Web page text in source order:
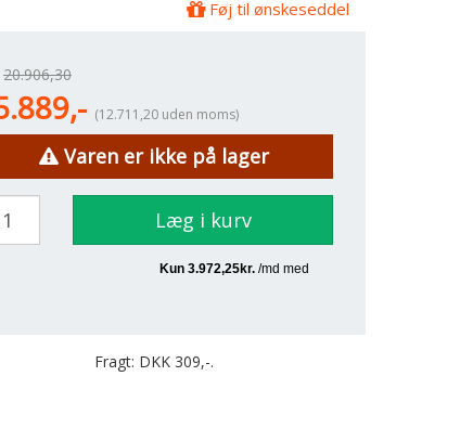
Føj til ønskeseddel
20.906,30
(12.711,20 uden moms)
Varen er ikke på lager
Læg i kurv
Fragt: DKK 309,-.